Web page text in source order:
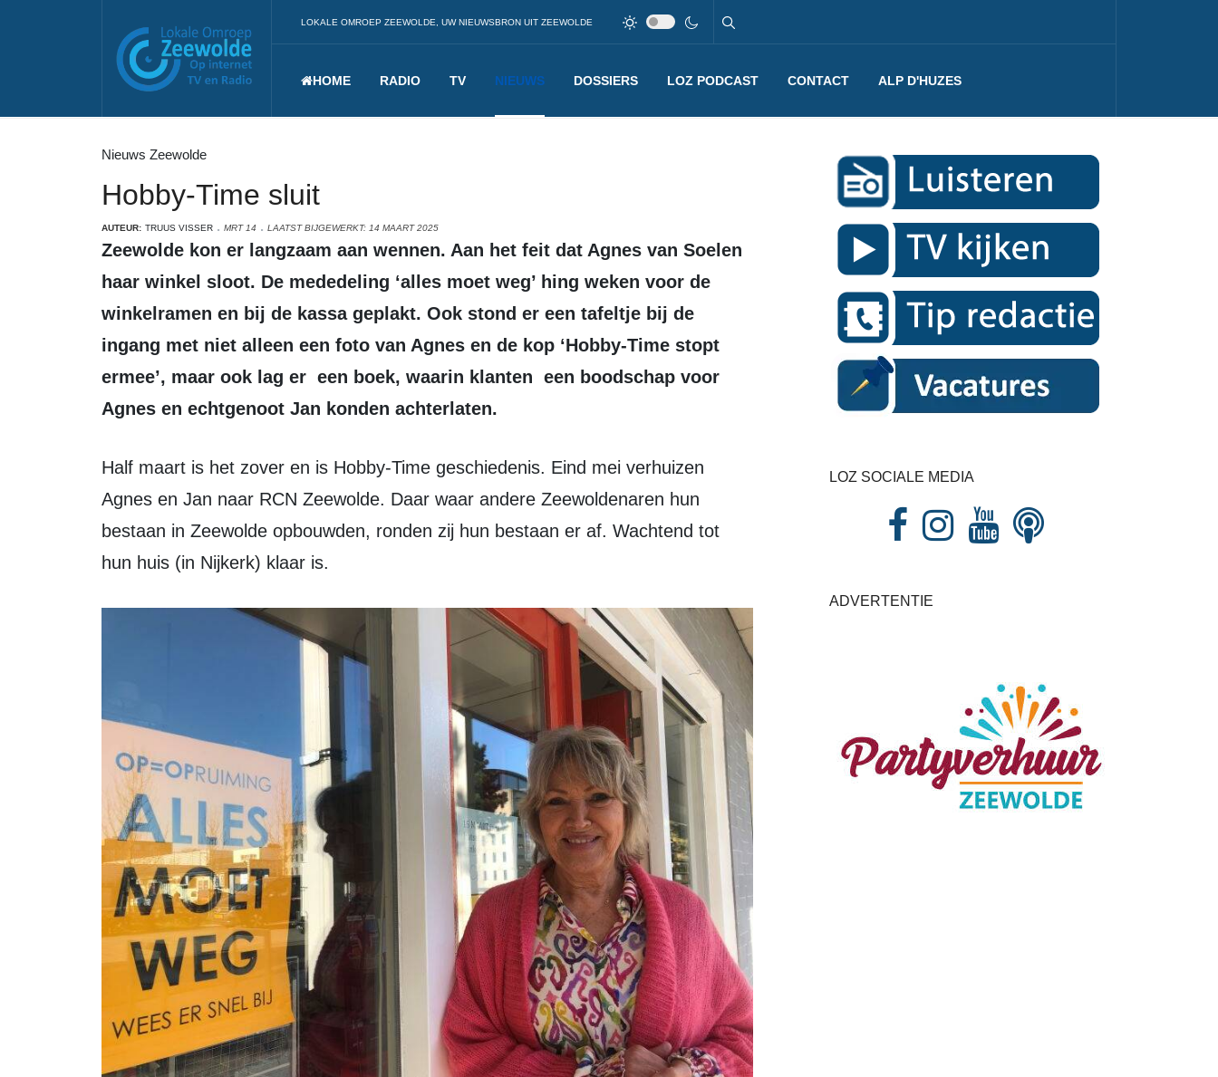
LOKALE OMROEP ZEEWOLDE, UW NIEUWSBRON UIT ZEEWOLDE
HOME RADIO TV NIEUWS DOSSIERS LOZ PODCAST CONTACT ALP D'HUZES
Nieuws Zeewolde
Hobby-Time sluit
AUTEUR: TRUUS VISSER MRT 14 LAATST BIJGEWERKT: 14 MAART 2025
Zeewolde kon er langzaam aan wennen. Aan het feit dat Agnes van Soelen
haar winkel sloot. De mededeling ‘alles moet weg’ hing weken voor de
winkelramen en bij de kassa geplakt. Ook stond er een tafeltje bij de
ingang met niet alleen een foto van Agnes en de kop ‘Hobby-Time stopt
ermee’, maar ook lag er een boek, waarin klanten een boodschap voor
Agnes en echtgenoot Jan konden achterlaten.
Half maart is het zover en is Hobby-Time geschiedenis. Eind mei verhuizen
Agnes en Jan naar RCN Zeewolde. Daar waar andere Zeewoldenaren hun
bestaan in Zeewolde opbouwden, ronden zij hun bestaan er af. Wachtend tot
hun huis (in Nijkerk) klaar is.
LOZ SOCIALE MEDIA
ADVERTENTIE